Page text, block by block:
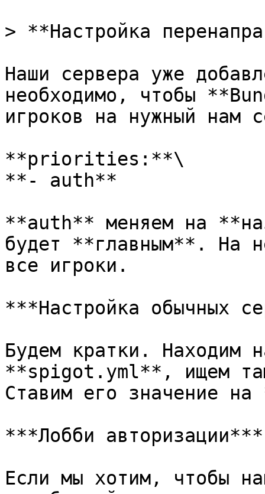
> **Настройка
Наши сервера уже
необходимо, чтобы
игроков на нужный нам
**priorities:**\
**- auth**
**auth** меняем на
будет **главным**. На
все игроки.
***Настройка обычных
Будем кратки. Находим
**spigot.yml**, ищем
Ставим его значение
***Лобби авторизации***
Если мы хотим, чтобы